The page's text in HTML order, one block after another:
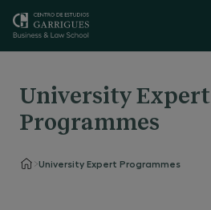
University Expert
Programmes
University Expert Programmes